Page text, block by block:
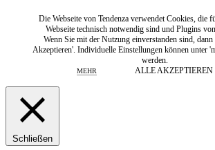
Die Webseite von Tendenza verwendet Cookies, die
Webseite technisch notwendig sind und Plugins
Wenn Sie mit der Nutzung einverstanden sind,
Akzeptieren'. Individuelle Einstellungen können unter
werden.
MEHR ALLE AKZEPTIEREN
Schließen